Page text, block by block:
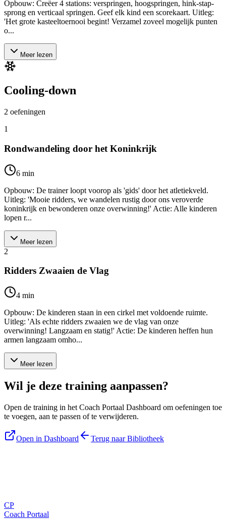
Opbouw: Creëer 4 stations: verspringen, hoogspringen, hink-stap-
sprong en verticaal springen. Geef elk kind een scorekaart. Uitleg:
'Het grote kasteeltoernooi begint! Verzamel zoveel mogelijk punten
o...
Meer lezen
Cooling-down
2 oefeningen
1
Rondwandeling door het Koninkrijk
6 min
Opbouw: De trainer loopt voorop als 'gids' door het atletiekveld.
Uitleg: 'Mooie ridders, we wandelen rustig door ons veroverde
koninkrijk en bewonderen onze overwinning!' Actie: Alle kinderen
lopen r...
Meer lezen
2
Ridders Zwaaien de Vlag
4 min
Opbouw: De kinderen staan in een cirkel met voldoende ruimte.
Uitleg: 'Als echte ridders zwaaien we de vlag van onze
overwinning! Langzaam en statig!' Actie: De kinderen heffen hun
armen langzaam omho...
Meer lezen
Wil je deze training aanpassen?
Open de training in het Coach Portaal Dashboard om oefeningen toe
te voegen, aan te passen of te verwijderen.
Open in Dashboard Terug naar Bibliotheek
CP
Coach Portaal